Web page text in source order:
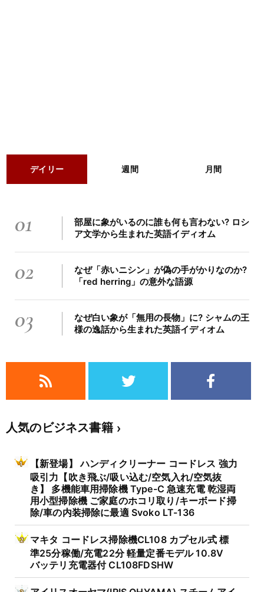
デイリー 週間 月間
01
部屋に象がいるのに誰も何も言わない? ロシ
ア文学から生まれた英語イディオム
02
なぜ「赤いニシン」が偽の手がかりなのか?
「red herring」の意外な語源
03
なぜ白い象が「無用の長物」に? シャムの王
様の逸話から生まれた英語イディオム
人気のビジネス書籍
【新登場】 ハンディクリーナー コードレス 強力
吸引力【吹き飛ぶ/吸い込む/空気入れ/空気抜
き】 多機能車用掃除機 Type-C 急速充電 乾湿両
用小型掃除機 ご家庭のホコリ取り/キーボード掃
除/車の内装掃除に最適 Svoko LT-136
マキタ コードレス掃除機CL108 カプセル式 標
準25分稼働/充電22分 軽量定番モデル 10.8V
バッテリ充電器付 CL108FDSHW